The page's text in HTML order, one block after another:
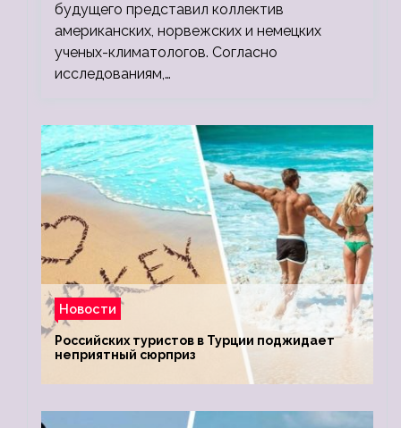
будущего представил коллектив
американских, норвежских и немецких
ученых-климатологов. Согласно
исследованиям,…
Новости
Российских туристов в Турции поджидает
неприятный сюрприз